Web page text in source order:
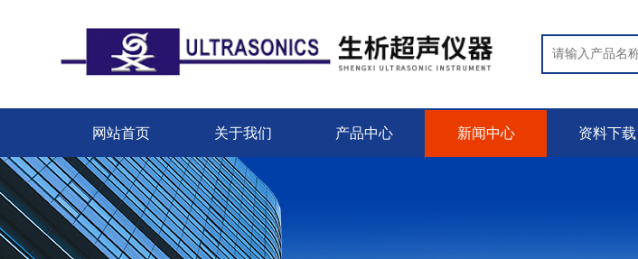
网站首页 关于我们 产品中心 新闻中心 资料下载